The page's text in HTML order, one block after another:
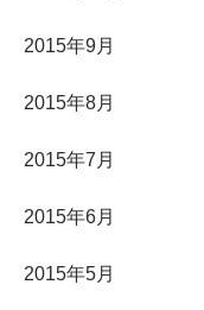
2015年9月
2015年8月
2015年7月
2015年6月
2015年5月